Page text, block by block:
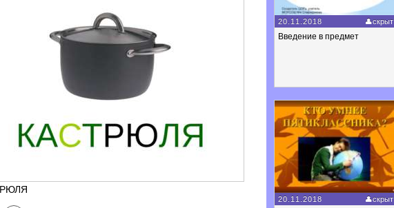
20.11.2018 скрыт
Введение в предмет
20.11.2018 скрыт